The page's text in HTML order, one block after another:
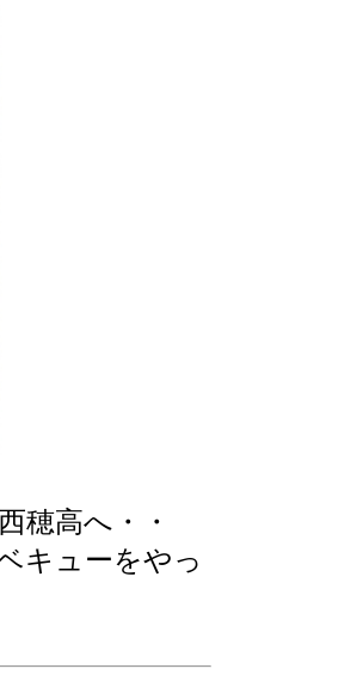
穂高へ・・
キューをやっ